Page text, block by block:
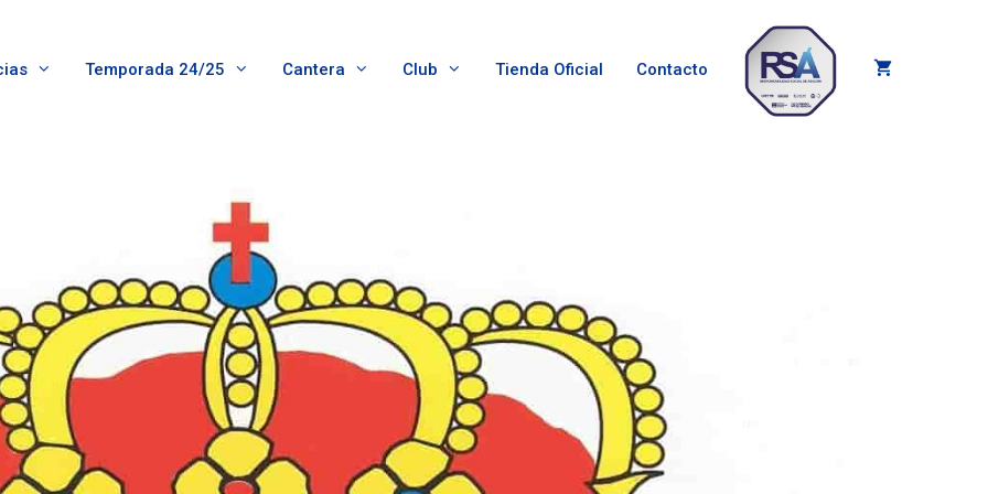
Temporada 24/25 Cantera Club Tienda Oficial Contacto